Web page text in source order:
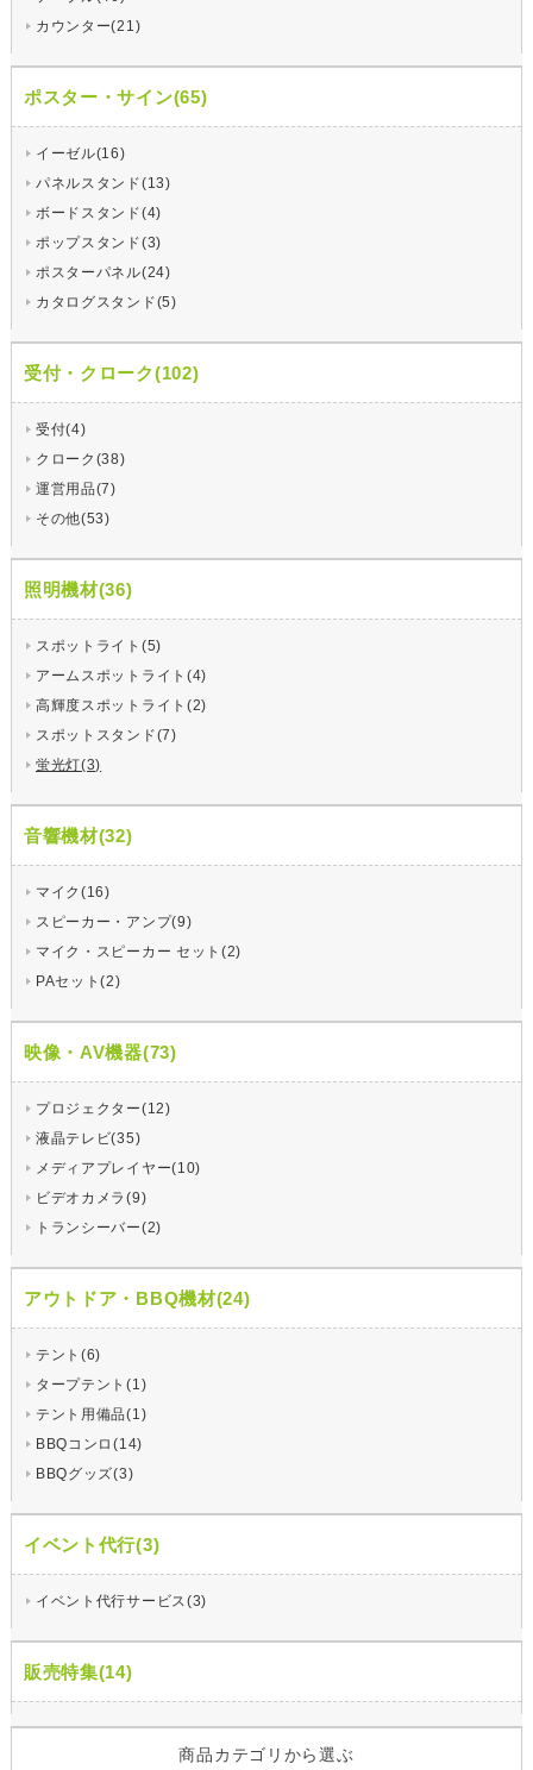
カウンター(21)
ポスター・サイン(65)
イーゼル(16)
パネルスタンド(13)
ボードスタンド(4)
ポップスタンド(3)
ポスターパネル(24)
カタログスタンド(5)
受付・クローク(102)
受付(4)
クローク(38)
運営用品(7)
その他(53)
照明機材(36)
スポットライト(5)
アームスポットライト(4)
高輝度スポットライト(2)
スポットスタンド(7)
蛍光灯(3)
音響機材(32)
マイク(16)
スピーカー・アンプ(9)
マイク・スピーカー セット(2)
PAセット(2)
映像・AV機器(73)
プロジェクター(12)
液晶テレビ(35)
メディアプレイヤー(10)
ビデオカメラ(9)
トランシーバー(2)
アウトドア・BBQ機材(24)
テント(6)
タープテント(1)
テント用備品(1)
BBQコンロ(14)
BBQグッズ(3)
イベント代行(3)
イベント代行サービス(3)
販売特集(14)
商品カテゴリから選ぶ